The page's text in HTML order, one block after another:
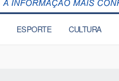
ESPORTE CULTURA